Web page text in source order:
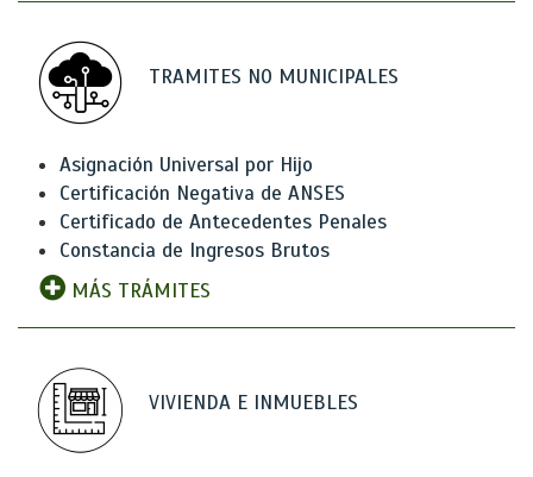
TRAMITES NO MUNICIPALES
Asignación Universal por Hijo
Certificación Negativa de ANSES
Certificado de Antecedentes Penales
Constancia de Ingresos Brutos
MÁS TRÁMITES
VIVIENDA E INMUEBLES